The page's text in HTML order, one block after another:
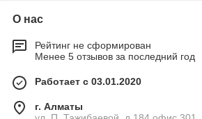
О нас
Рейтинг не сформирован
Менее 5 отзывов за последний год
Работает с 03.01.2020
г. Алматы